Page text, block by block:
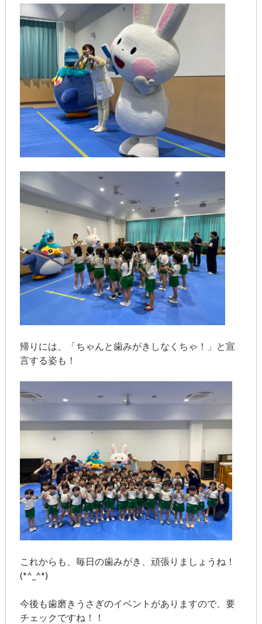
帰りには、「ちゃんと歯みがきしなくちゃ！」と宣
言する姿も！
これからも、毎日の歯みがき、頑張りましょうね！
(*^_^*)
今後も歯磨きうさぎのイベントがありますので、要
チェックですね！！